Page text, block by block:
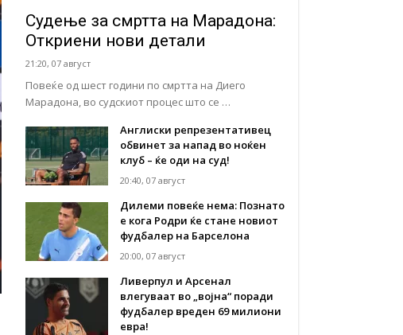
Судење за смртта на Марадона:
Откриени нови детали
21:20, 07 август
Повеќе од шест години по смртта на Диего
Марадона, во судскиот процес што се …
Англиски репрезентативец
обвинет за напад во ноќен
клуб – ќе оди на суд!
20:40, 07 август
Дилеми повеќе нема: Познато
е кога Родри ќе стане новиот
фудбалер на Барселона
20:00, 07 август
Ливерпул и Арсенал
влегуваат во „војна“ поради
фудбалер вреден 69 милиони
евра!